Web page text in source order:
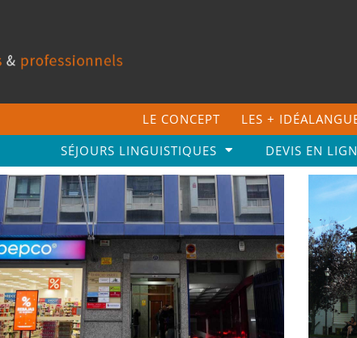
LE CONCEPT LES +
SÉJOURS LINGUISTIQUES
DEVIS EN